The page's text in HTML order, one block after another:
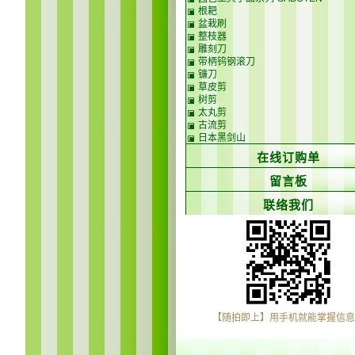
根耙
盆栽刷
整枝器
雕刻刀
带柄钨钢滚刀
镰刀
草皮剪
树剪
太丸剪
古流剪
日本黑剑山
在线订购单
留言板
联络我们
【随拍即上】用手机就能掌握信